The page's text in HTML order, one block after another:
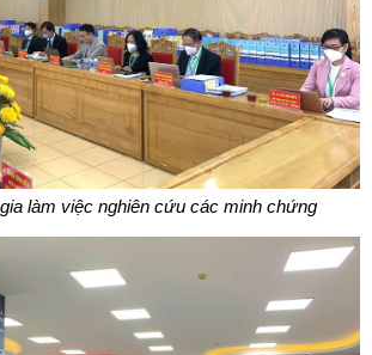
làm việc nghiên cứu các minh chứng